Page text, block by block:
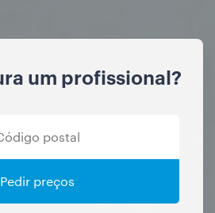
um profissional?
Pedir preços